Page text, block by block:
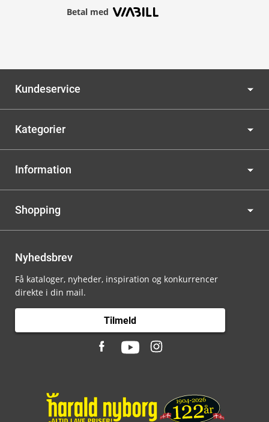
Betal med
Kundeservice
Kategorier
Information
Shopping
Nyhedsbrev
Få kataloger, nyheder, inspiration og konkurrencer
direkte i din mail.
Tilmeld